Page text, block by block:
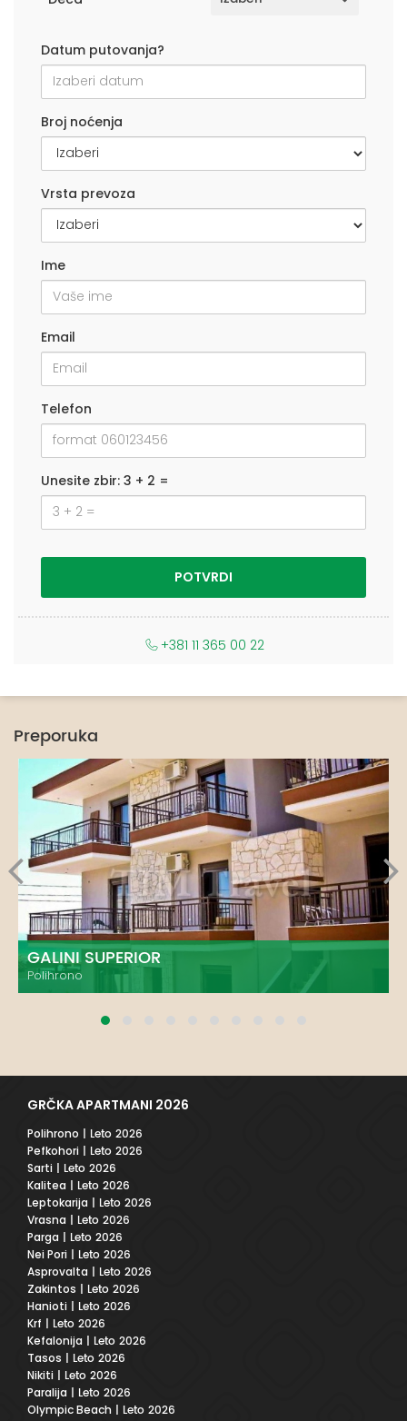
Datum putovanja?
Broj noćenja
Vrsta prevoza
Ime
Email
Telefon
Unesite zbir: 3 + 2 =
+381 11 365 00 22
Preporuka
GALINI SUPERIOR
Polihrono
GRČKA APARTMANI 2026
Polihrono | Leto 2026
Pefkohori | Leto 2026
Sarti | Leto 2026
Kalitea | Leto 2026
Leptokarija | Leto 2026
Vrasna | Leto 2026
Parga | Leto 2026
Nei Pori | Leto 2026
Asprovalta | Leto 2026
Zakintos | Leto 2026
Hanioti | Leto 2026
Krf | Leto 2026
Kefalonija | Leto 2026
Tasos | Leto 2026
Nikiti | Leto 2026
Paralija | Leto 2026
Olympic Beach | Leto 2026